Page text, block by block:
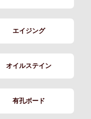
エイジング
オイルステイン
有孔ボード